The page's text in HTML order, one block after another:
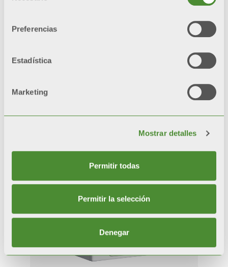
Preferencias
Estadística
Marketing
Mostrar detalles
Permitir todas
Permitir la selección
Denegar